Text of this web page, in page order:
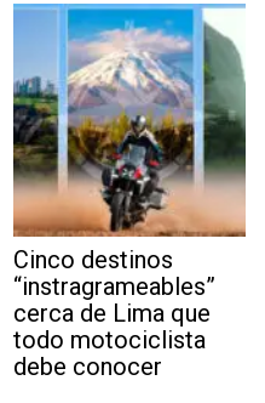
Cinco destinos
“instragrameables”
cerca de Lima que
todo motociclista
debe conocer